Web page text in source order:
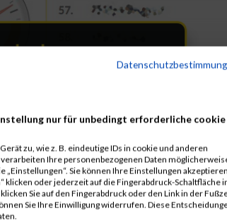
nur für unbedingt erforderliche cookie
zu, wie z. B. eindeutige IDs in cookie und anderen
Ihre personenbezogenen Daten
Sie können Ihre Einstellungen
klicken oder jederzeit auf die Fingerabdruck-Schaltfläche
Sie auf den Fingerabdruck oder den Link in der
Sie Ihre Einwilligung widerrufen. Diese